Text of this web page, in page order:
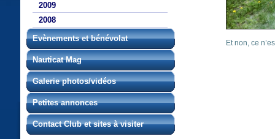
2009
2008
Evènements et bénévolat
Nauticat Mag
Galerie photos/vidéos
Petites annonces
Contact Club et sites à visiter
Et non, ce